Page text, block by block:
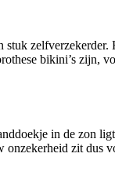
bikini’s zijn,
in de zon
onzekerheid zit